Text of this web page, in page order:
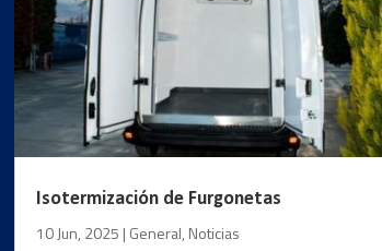
Isotermización de Furgonetas
10 Jun, 2025 | General, Noticias